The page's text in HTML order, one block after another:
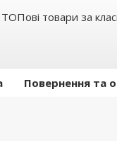
товари за
Повернення та